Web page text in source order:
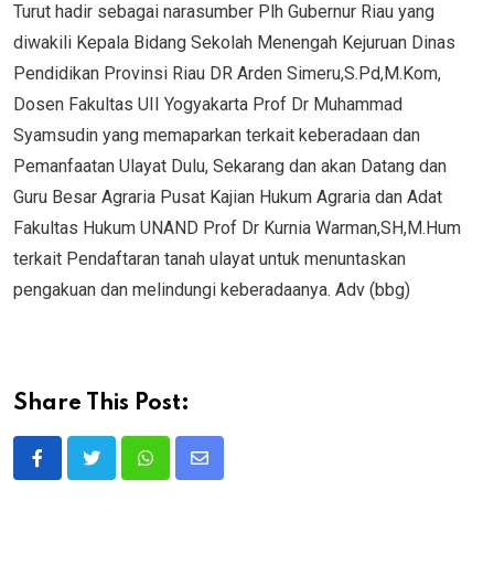
Turut hadir sebagai narasumber Plh Gubernur Riau yang
diwakili Kepala Bidang Sekolah Menengah Kejuruan Dinas
Pendidikan Provinsi Riau DR Arden Simeru,S.Pd,M.Kom,
Dosen Fakultas UII Yogyakarta Prof Dr Muhammad
Syamsudin yang memaparkan terkait keberadaan dan
Pemanfaatan Ulayat Dulu, Sekarang dan akan Datang dan
Guru Besar Agraria Pusat Kajian Hukum Agraria dan Adat
Fakultas Hukum UNAND Prof Dr Kurnia Warman,SH,M.Hum
terkait Pendaftaran tanah ulayat untuk menuntaskan
pengakuan dan melindungi keberadaanya. Adv (bbg)
Share This Post:
WhatsappShare